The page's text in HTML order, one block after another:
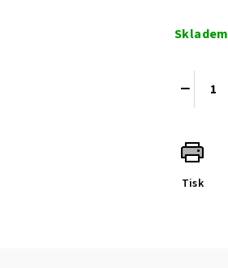
cena:
Skladem
−
Tisk